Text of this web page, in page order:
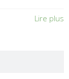
Lire plus